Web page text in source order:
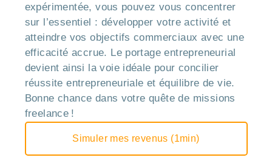
expérimentée, vous pouvez vous concentrer
sur l’essentiel : développer votre activité et
atteindre vos objectifs commerciaux avec une
efficacité accrue. Le portage entrepreneurial
devient ainsi la voie idéale pour concilier
réussite entrepreneuriale et équilibre de vie.
Bonne chance dans votre quête de missions
freelance !
Simuler mes revenus (1min)